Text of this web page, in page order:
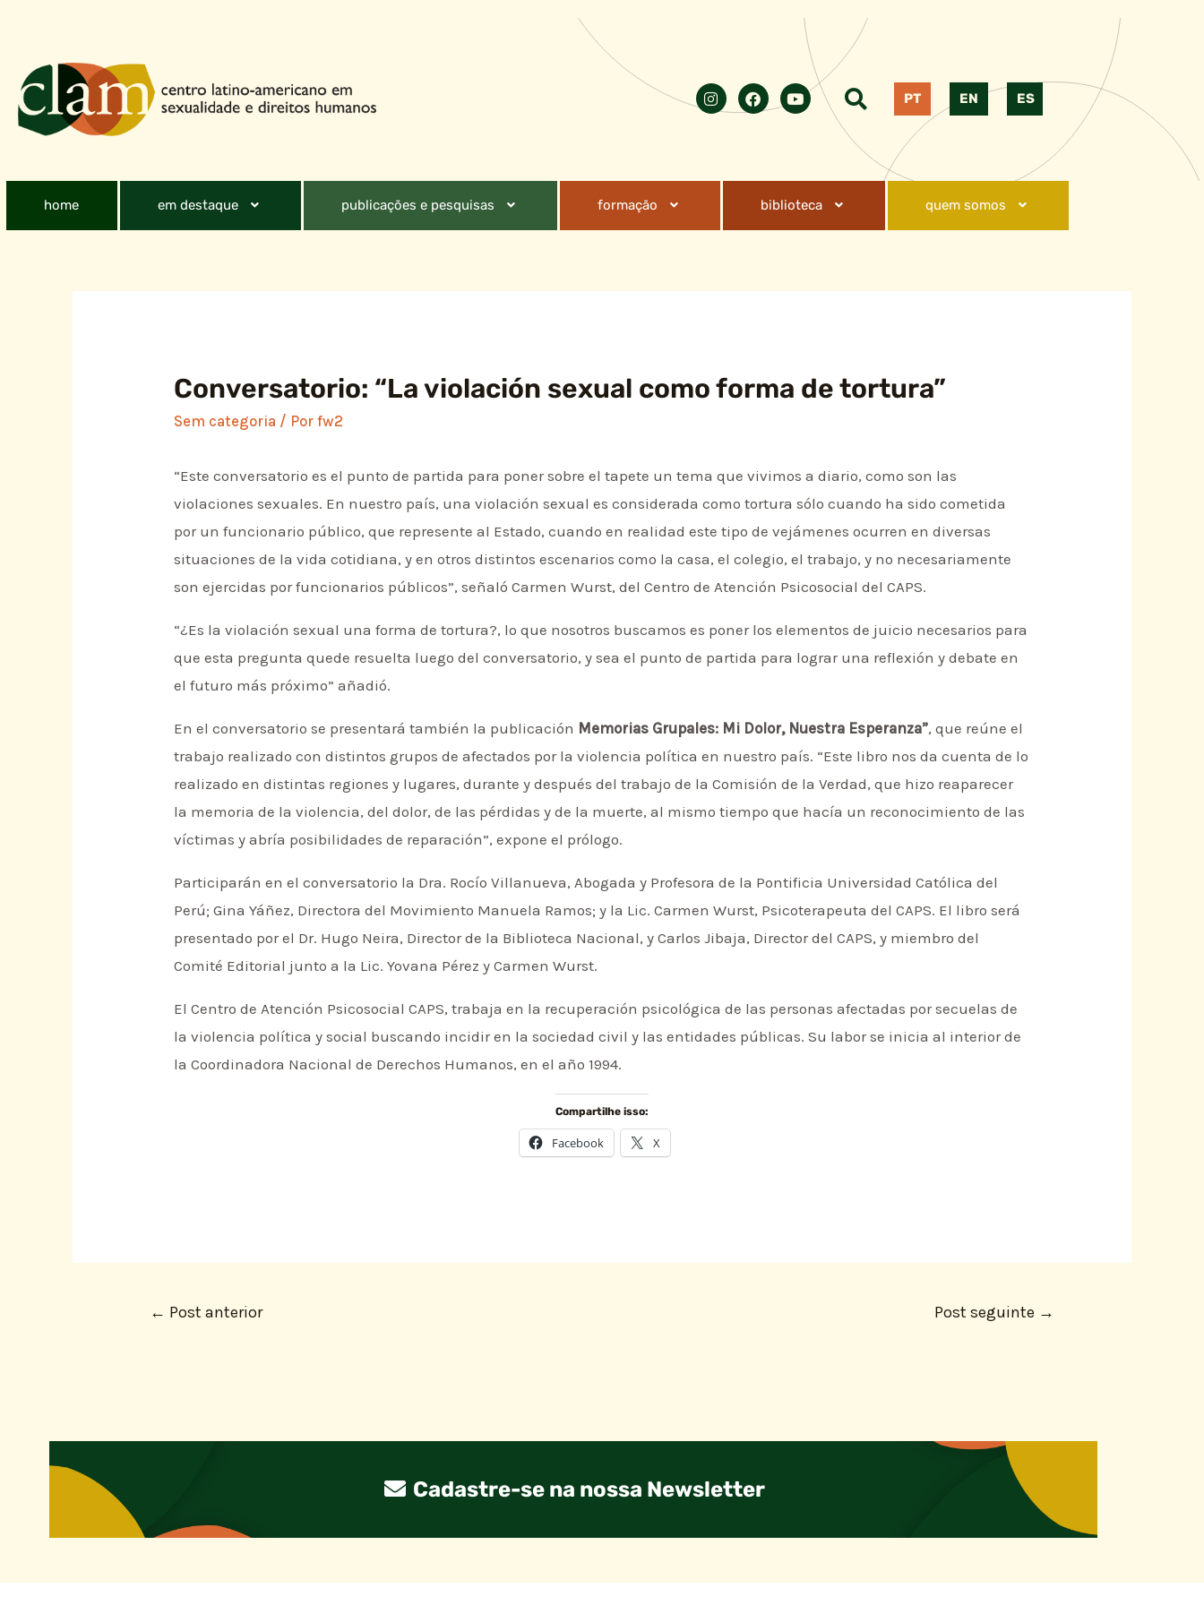
PT EN ES
home em destaque publicações e pesquisas formação biblioteca quem somos
Conversatorio: “La violación sexual como forma de tortura”
Sem categoria / Porfw2
“Este conversatorio es el punto de partida para poner sobre el tapete un tema que vivimos a diario, como son las
violaciones sexuales. En nuestro país, una violación sexual es considerada como tortura sólo cuando ha sido cometida
por un funcionario público, que represente al Estado, cuando en realidad este tipo de vejámenes ocurren en diversas
situaciones de la vida cotidiana, y en otros distintos escenarios como la casa, el colegio, el trabajo, y no necesariamente
son ejercidas por funcionarios públicos”, señaló Carmen Wurst, del Centro de Atención Psicosocial del CAPS.
“¿Es la violación sexual una forma de tortura?, lo que nosotros buscamos es poner los elementos de juicio necesarios para
que esta pregunta quede resuelta luego del conversatorio, y sea el punto de partida para lograr una reflexión y debate en
el futuro más próximo” añadió.
En el conversatorio se presentará también la publicación Memorias Grupales: Mi Dolor, Nuestra Esperanza”, que reúne el
trabajo realizado con distintos grupos de afectados por la violencia política en nuestro país. “Este libro nos da cuenta de lo
realizado en distintas regiones y lugares, durante y después del trabajo de la Comisión de la Verdad, que hizo reaparecer
la memoria de la violencia, del dolor, de las pérdidas y de la muerte, al mismo tiempo que hacía un reconocimiento de las
víctimas y abría posibilidades de reparación”, expone el prólogo.
Participarán en el conversatorio la Dra. Rocío Villanueva, Abogada y Profesora de la Pontificia Universidad Católica del
Perú; Gina Yáñez, Directora del Movimiento Manuela Ramos; y la Lic. Carmen Wurst, Psicoterapeuta del CAPS. El libro será
presentado por el Dr. Hugo Neira, Director de la Biblioteca Nacional, y Carlos Jibaja, Director del CAPS, y miembro del
Comité Editorial junto a la Lic. Yovana Pérez y Carmen Wurst.
El Centro de Atención Psicosocial CAPS, trabaja en la recuperación psicológica de las personas afectadas por secuelas de
la violencia política y social buscando incidir en la sociedad civil y las entidades públicas. Su labor se inicia al interior de
la Coordinadora Nacional de Derechos Humanos, en el año 1994.
Compartilhe isso:
Facebook X
← Post anterior Post seguinte →
Cadastre-se na nossa Newsletter